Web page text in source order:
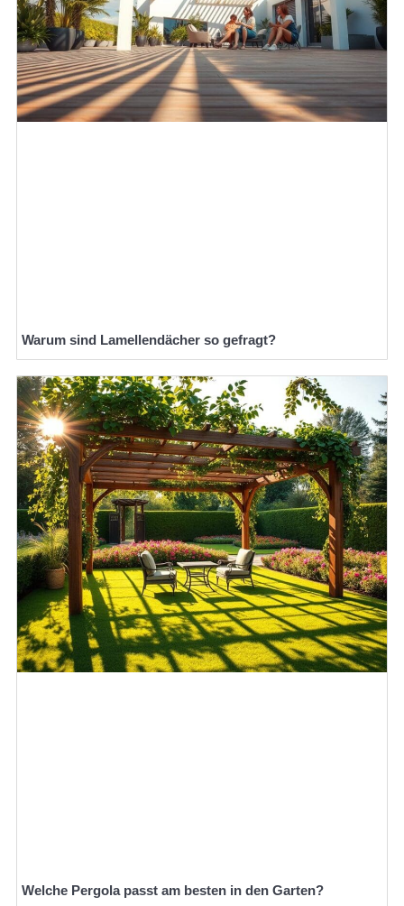
Warum sind Lamellendächer so gefragt?
Welche Pergola passt am besten in den Garten?